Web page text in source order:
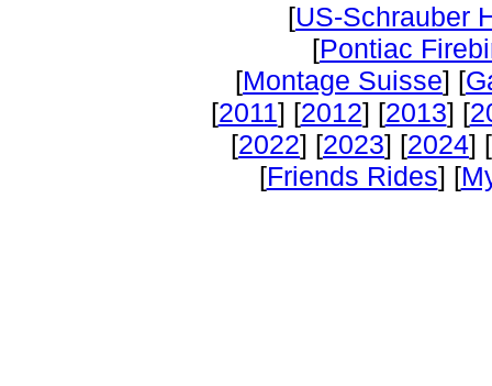
[US-Schrauber
[Pontiac
[Montage Suisse] [
[2011] [2012] [2013] [
[2022] [2023] [2024] [
[Friends Rides] [